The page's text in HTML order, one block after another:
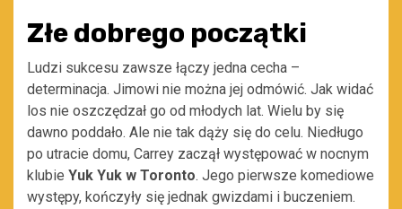
Złe dobrego początki
Ludzi sukcesu zawsze łączy jedna cecha –
determinacja. Jimowi nie można jej odmówić. Jak widać
los nie oszczędzał go od młodych lat. Wielu by się
dawno poddało. Ale nie tak dąży się do celu. Niedługo
po utracie domu, Carrey zaczął występować w nocnym
klubie Yuk Yuk w Toronto. Jego pierwsze komediowe
występy, kończyły się jednak gwizdami i buczeniem.